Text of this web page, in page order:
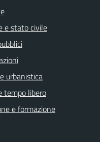
e stato civile
urbanistica
tempo libero
e formazione